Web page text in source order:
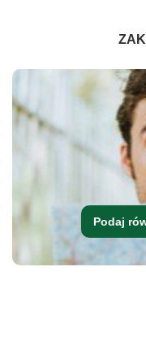
Podaj